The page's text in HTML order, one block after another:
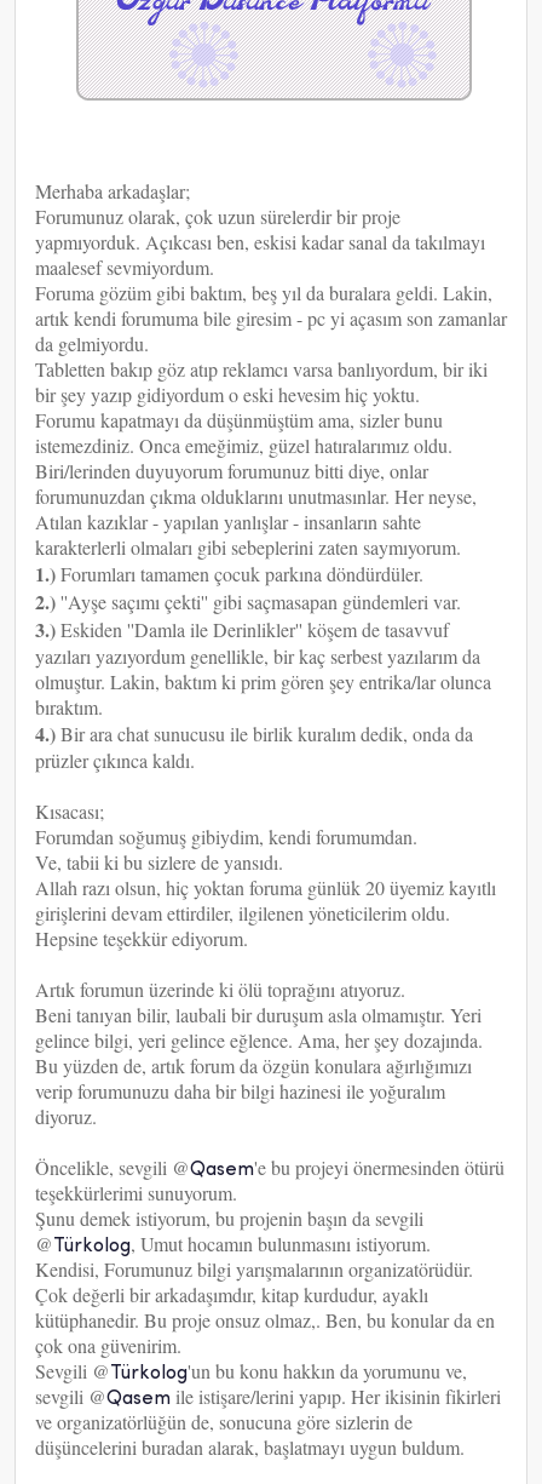
Merhaba arkadaşlar;
Forumunuz olarak, çok uzun sürelerdir bir proje
yapmıyorduk. Açıkcası ben, eskisi kadar sanal da takılmayı
maalesef sevmiyordum.
Foruma gözüm gibi baktım, beş yıl da buralara geldi. Lakin,
artık kendi forumuma bile giresim - pc yi açasım son zamanlar
da gelmiyordu.
Tabletten bakıp göz atıp reklamcı varsa banlıyordum, bir iki
bir şey yazıp gidiyordum o eski hevesim hiç yoktu.
Forumu kapatmayı da düşünmüştüm ama, sizler bunu
istemezdiniz. Onca emeğimiz, güzel hatıralarımız oldu.
Biri/lerinden duyuyorum forumunuz bitti diye, onlar
forumunuzdan çıkma olduklarını unutmasınlar. Her neyse,
Atılan kazıklar - yapılan yanlışlar - insanların sahte
karakterlerli olmaları gibi sebeplerini zaten saymıyorum.
1.)Forumları tamamen çocuk parkına döndürdüler.
2.) ''Ayşe saçımı çekti'' gibi saçmasapan gündemleri var.
3.)Eskiden ''Damla ile Derinlikler'' köşem de tasavvuf
yazıları yazıyordum genellikle, bir kaç serbest yazılarım da
olmuştur. Lakin, baktım ki prim gören şey entrika/lar olunca
bıraktım.
4.)Bir ara chat sunucusu ile birlik kuralım dedik, onda da
prüzler çıkınca kaldı.
Kısacası;
Forumdan soğumuş gibiydim, kendi forumumdan.
Ve, tabii ki bu sizlere de yansıdı.
Allah razı olsun, hiç yoktan foruma günlük 20 üyemiz kayıtlı
girişlerini devam ettirdiler, ilgilenen yöneticilerim oldu.
Hepsine teşekkür ediyorum.
Artık forumun üzerinde ki ölü toprağını atıyoruz.
Beni tanıyan bilir, laubali bir duruşum asla olmamıştır. Yeri
gelince bilgi, yeri gelince eğlence. Ama, her şey dozajında.
Bu yüzden de, artık forum da özgün konulara ağırlığımızı
verip forumunuzu daha bir bilgi hazinesi ile yoğuralım
diyoruz.
Öncelikle, sevgili @Qasem'e bu projeyi önermesinden ötürü
teşekkürlerimi sunuyorum.
Şunu demek istiyorum, bu projenin başın da sevgili
@
Türkolog, Umut hocamın bulunmasını istiyorum.
Kendisi, Forumunuz bilgi yarışmalarının organizatörüdür.
Çok değerli bir arkadaşımdır, kitap kurdudur, ayaklı
kütüphanedir. Bu proje onsuz olmaz,. Ben, bu konular da en
çok ona güvenirim.
Sevgili @
Türkolog'un bu konu hakkın da yorumunu ve,
sevgili @Qasem ile istişare/lerini yapıp. Her ikisinin fikirleri
ve organizatörlüğün de, sonucuna göre sizlerin de
düşüncelerini buradan alarak, başlatmayı uygun buldum.